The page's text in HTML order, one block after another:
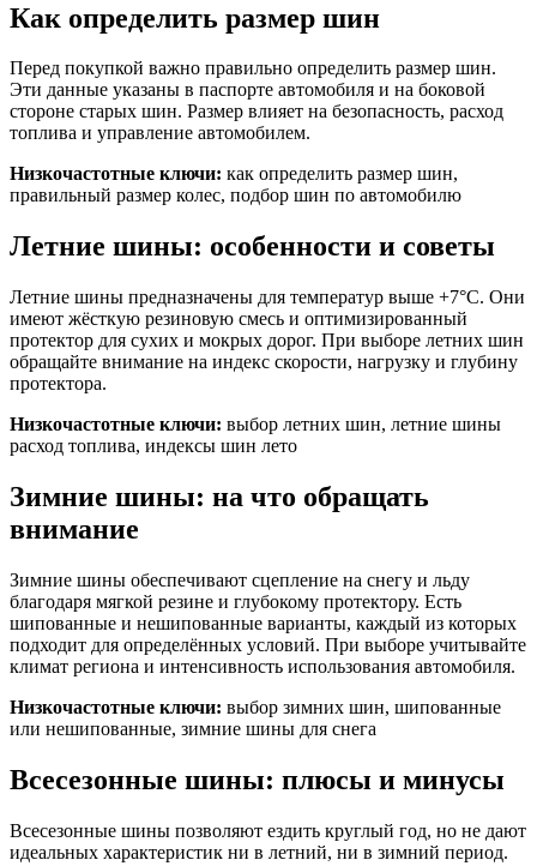
Как определить размер шин
Перед покупкой важно правильно определить размер шин.
Эти данные указаны в паспорте автомобиля и на боковой
стороне старых шин. Размер влияет на безопасность, расход
топлива и управление автомобилем.
Низкочастотные ключи: как определить размер шин,
правильный размер колес, подбор шин по автомобилю
Летние шины: особенности и советы
Летние шины предназначены для температур выше +7°C. Они
имеют жёсткую резиновую смесь и оптимизированный
протектор для сухих и мокрых дорог. При выборе летних шин
обращайте внимание на индекс скорости, нагрузку и глубину
протектора.
Низкочастотные ключи: выбор летних шин, летние шины
расход топлива, индексы шин лето
Зимние шины: на что обращать
внимание
Зимние шины обеспечивают сцепление на снегу и льду
благодаря мягкой резине и глубокому протектору. Есть
шипованные и нешипованные варианты, каждый из которых
подходит для определённых условий. При выборе учитывайте
климат региона и интенсивность использования автомобиля.
Низкочастотные ключи: выбор зимних шин, шипованные
или нешипованные, зимние шины для снега
Всесезонные шины: плюсы и минусы
Всесезонные шины позволяют ездить круглый год, но не дают
идеальных характеристик ни в летний, ни в зимний период.